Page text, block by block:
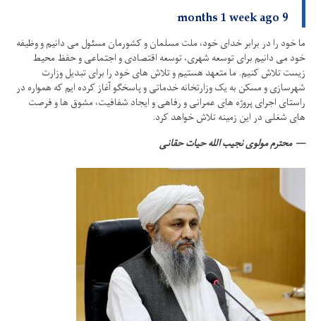
9 months 1 week ago
ما خود را در برابر خدای خود، ملت مسلمان و کشورمان مسئول می دانیم و وظیفه
خود می دانیم برای توسعه شهری، توسعه اقتصادی و اجتماعی و حفظ محیط
زیست تلاش کنیم. ما متعهد هستیم و تلاش های خود را برای تبدیل وزارت
شهرسازی و مسکن به یک وزارتخانه خدماتی و پاسخگو آغاز کرده ایم که همواره در
راستای اجرای پروژه های عمرانی و رفاهی و ایجاد شفافیت، مشوق ها و فرصت
های شغلی در این زمینه تلاش خواهد کرد.
محترم مولوی نجیب الله حیات حقانی